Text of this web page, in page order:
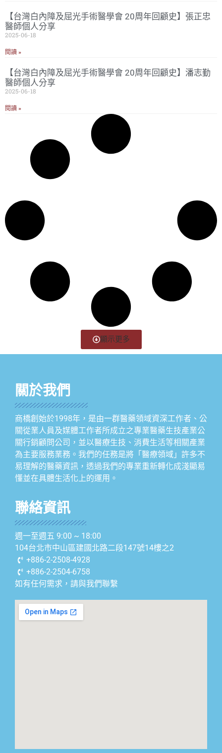
【台灣白內障及屈光手術醫學會 20周年回顧史】張正忠
醫師個人分享
2025-06-18
閱讀 »
【台灣白內障及屈光手術醫學會 20周年回顧史】潘志勤
醫師個人分享
2025-06-18
閱讀 »
顯示更多
關於我們
商橋創始於1998年，是由一群醫藥領域資深工作者、公
關從業人員及媒體工作者所成立之專業醫藥生技產業公
關行銷顧問公司，並以醫療生技、消費生活等相關產業
為主要服務業務。我們的任務是將「醫療領域」許多不
易理解的醫藥資訊，透過我們的專業重新轉化成淺顯易
懂並在具體生活化上的運用。
聯絡資訊
週一至週五 9:00 ~ 18:00
104台北市中山區建國北路二段147號14樓之2
+886-2-2508-4928
+886-2-2504-6758
如有任何需求，請與我們聯繫